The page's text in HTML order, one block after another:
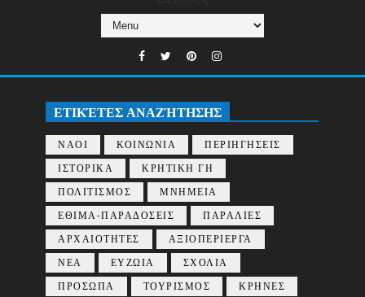
ΕΤΙΚΈΤΕΣ ΑΝΑΖΉΤΗΣΗΣ
ΝΑΟΙ ΚΟΙΝΩΝΙΑ
ΠΕΡΙΗΓΗΣΕΙΣ
ΙΣΤΟΡΙΚΑ
ΚΡΗΤΙΚΗ ΓΗ
ΠΟΛΙΤΙΣΜΟΣ
ΜΝΗΜΕΙΑ
ΕΘΙΜΑ-ΠΑΡΑΔΟΣΕΙΣ
ΠΑΡΑΛΙΕΣ
ΑΡΧΑΙΟΤΗΤΕΣ
ΑΞΙΟΠΕΡΙΕΡΓΑ
ΝΕΑ
ΕΥΖΩΙΑ
ΣΧΟΛΙΑ
ΠΡΟΣΩΠΑ
ΤΟΥΡΙΣΜΟΣ
ΚΡΗΝΕΣ